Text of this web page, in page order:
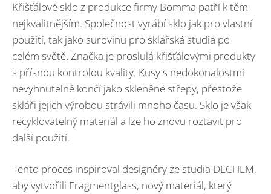
Křišťálové sklo z produkce firmy Bomma patří k těm
nejkvalitnějším. Společnost vyrábí sklo jak pro vlastní
použití, tak jako surovinu pro sklářská studia po
celém světě. Značka je proslulá křišťálovými produkty
s přísnou kontrolou kvality. Kusy s nedokonalostmi
nevyhnutelně končí jako skleněné střepy, přestože
skláři jejich výrobou strávili mnoho času. Sklo je však
recyklovatelný materiál a lze ho znovu roztavit pro
další použití.
Tento proces inspiroval designéry ze studia DECHEM,
aby vytvořili Fragmentglass, nový materiál, který